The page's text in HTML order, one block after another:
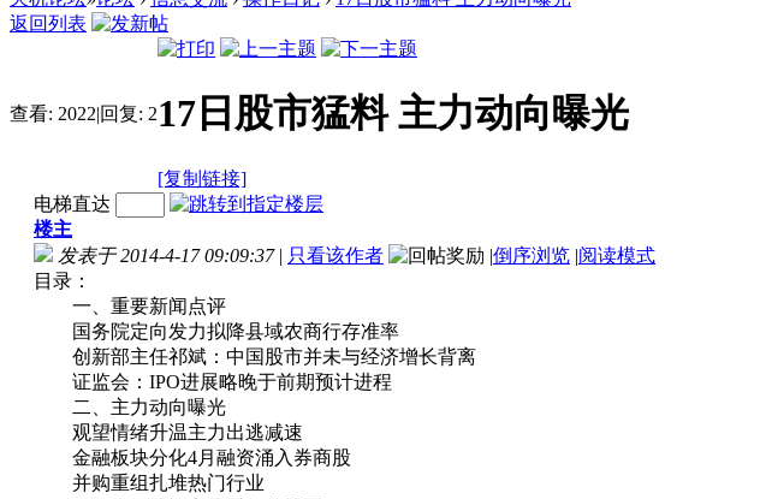
返回列表
查看: 2022|回复: 217日股市猛料 主力动向曝光
[复制链接]
电梯直达
楼主
发表于 2014-4-17 09:09:37 | 只看该作者 |倒序浏览 |阅读模式
目录：
一、重要新闻点评
国务院定向发力拟降县域农商行存准率
创新部主任祁斌：中国股市并未与经济增长背离
证监会：IPO进展略晚于前期预计进程
二、主力动向曝光
观望情绪升温主力出逃减速
金融板块分化4月融资涌入券商股
并购重组扎堆热门行业